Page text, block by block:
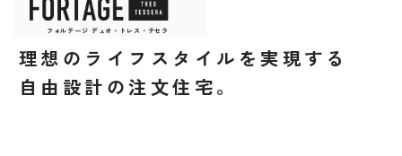
イエティ
フォルテージ デュオ・トレス・テセラ
理想のライフスタイルを実現する
自由設計の注文住宅。
イーヒカリアグース
イエティ
フォルテージ デュオ・トレス・テセラ